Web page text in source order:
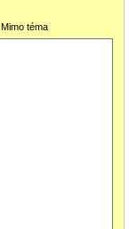
Mimo téma